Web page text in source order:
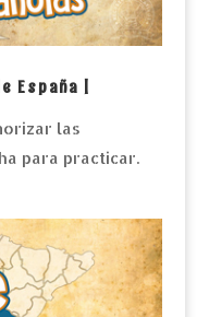
España |
las
para practicar.